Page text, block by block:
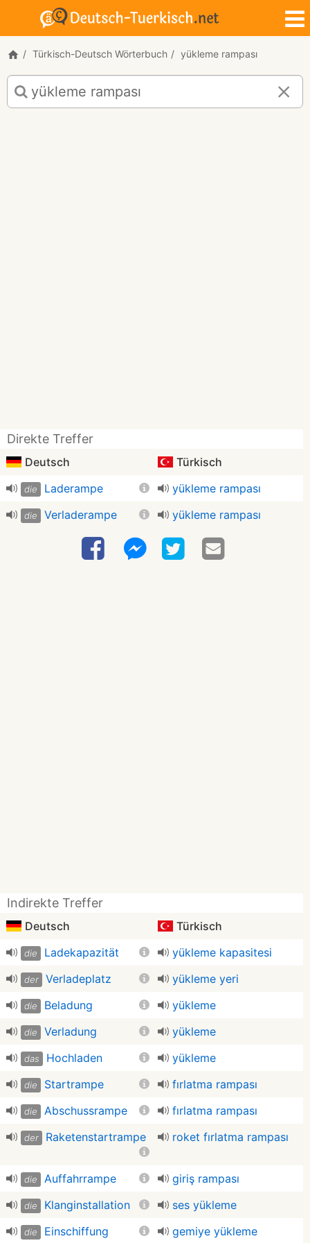
Türkisch-Deutsch Wörterbuch yükleme rampası
Türkisch-
Deutsch
Übersetzung
Direkte Treffer
Deutsch Türkisch
die Laderampe yükleme rampası
die Verladerampe yükleme rampası
Indirekte Treffer
Deutsch Türkisch
die Ladekapazität yükleme kapasitesi
der Verladeplatz yükleme yeri
die Beladung yükleme
die Verladung yükleme
das Hochladen yükleme
die Startrampe fırlatma rampası
die Abschussrampe fırlatma rampası
der Raketenstartrampe roket fırlatma rampası
die Auffahrrampe giriş rampası
die Klanginstallation ses yükleme
die Einschiffung gemiye yükleme